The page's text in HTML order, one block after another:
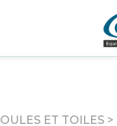
ET TOILES >